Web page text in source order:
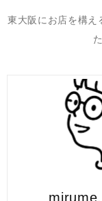
東大阪にお店を構え